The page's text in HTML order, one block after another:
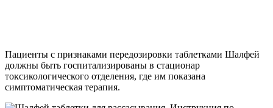
Пациенты с признаками передозировки таблетками Шалфей
должны быть госпитализированы в стационар
токсикологического отделения, где им показана
симптоматическая терапия.